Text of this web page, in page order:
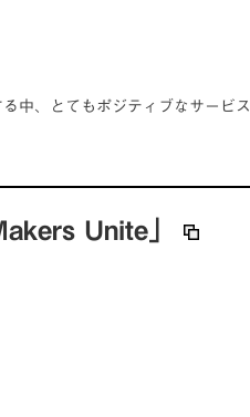
中、とてもポジティブなサービス
Unite」